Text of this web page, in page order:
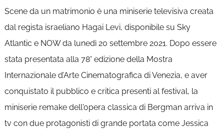
Scene da un matrimonio è una miniserie televisiva creata
dal regista israeliano Hagai Levi, disponibile su Sky
Atlantic e NOW da lunedì 20 settembre 2021. Dopo essere
stata presentata alla 78° edizione della Mostra
Internazionale d’Arte Cinematografica di Venezia, e aver
conquistato il pubblico e critica presenti al festival, la
miniserie remake dell'opera classica di Bergman arriva in
tv con due protagonisti di grande portata come Jessica